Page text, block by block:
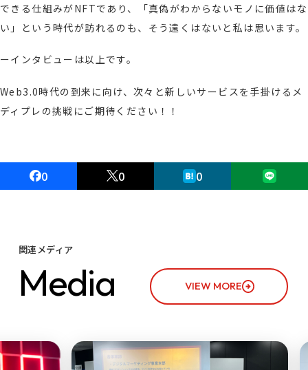
できる仕組みがNFTであり、「真偽がわからないモノに価値はな
い」という時代が訪れるのも、そう遠くはないと私は思います。
ーインタビューは以上です。
Web3.0時代の到来に向け、次々と新しいサービスを手掛けるメ
ディプレの挑戦にご期待ください！！
0 0 0
関連メディア
Media VIEW MORE